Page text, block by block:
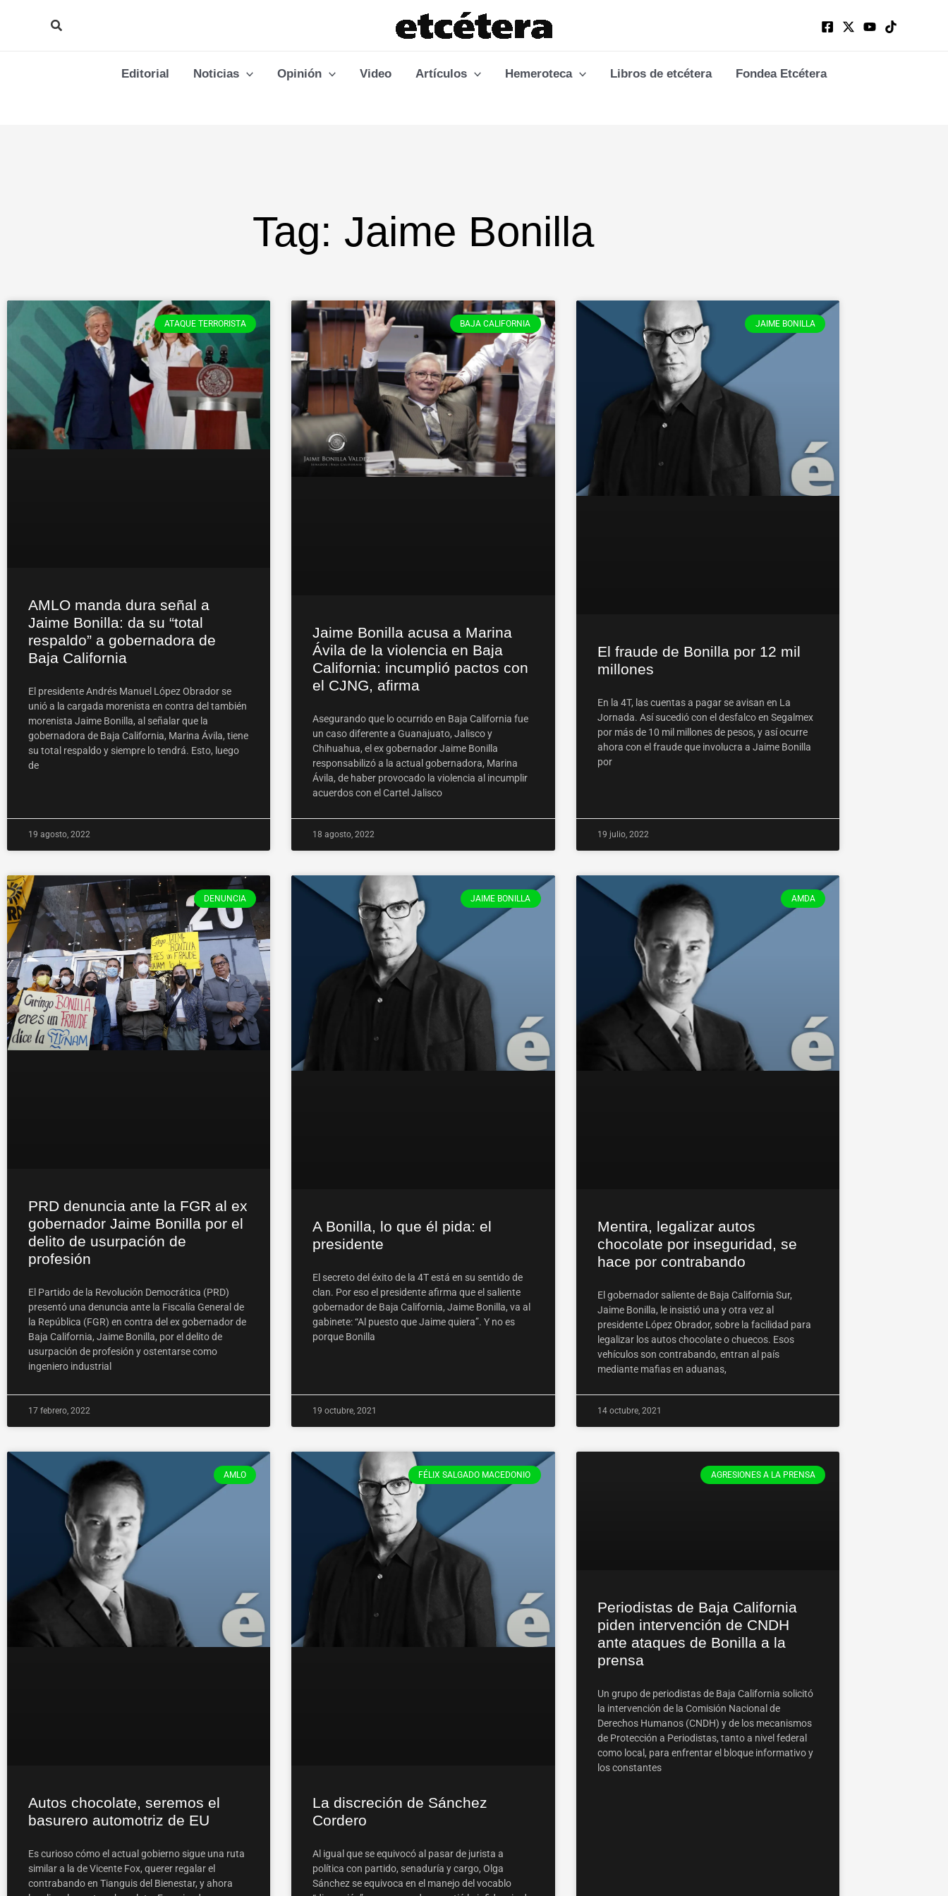
Buscar
Editorial Noticias Opinión Video Artículos Hemeroteca Libros de etcétera Fondea Etcétera
Tag: Jaime Bonilla
ATAQUE TERRORISTA
AMLO manda dura señal a
Jaime Bonilla: da su “total
respaldo” a gobernadora de
Baja California
El presidente Andrés Manuel López Obrador se
unió a la cargada morenista en contra del también
morenista Jaime Bonilla, al señalar que la
gobernadora de Baja California, Marina Ávila, tiene
su total respaldo y siempre lo tendrá. Esto, luego
de
19 agosto, 2022
BAJA CALIFORNIA
Jaime Bonilla acusa a Marina
Ávila de la violencia en Baja
California: incumplió pactos con
el CJNG, afirma
Asegurando que lo ocurrido en Baja California fue
un caso diferente a Guanajuato, Jalisco y
Chihuahua, el ex gobernador Jaime Bonilla
responsabilizó a la actual gobernadora, Marina
Ávila, de haber provocado la violencia al incumplir
acuerdos con el Cartel Jalisco
18 agosto, 2022
JAIME BONILLA
El fraude de Bonilla por 12 mil
millones
En la 4T, las cuentas a pagar se avisan en La
Jornada. Así sucedió con el desfalco en Segalmex
por más de 10 mil millones de pesos, y así ocurre
ahora con el fraude que involucra a Jaime Bonilla
por
19 julio, 2022
DENUNCIA
PRD denuncia ante la FGR al ex
gobernador Jaime Bonilla por el
delito de usurpación de
profesión
El Partido de la Revolución Democrática (PRD)
presentó una denuncia ante la Fiscalía General de
la República (FGR) en contra del ex gobernador de
Baja California, Jaime Bonilla, por el delito de
usurpación de profesión y ostentarse como
ingeniero industrial
17 febrero, 2022
JAIME BONILLA
A Bonilla, lo que él pida: el
presidente
El secreto del éxito de la 4T está en su sentido de
clan. Por eso el presidente afirma que el saliente
gobernador de Baja California, Jaime Bonilla, va al
gabinete: “Al puesto que Jaime quiera”. Y no es
porque Bonilla
19 octubre, 2021
AMDA
Mentira, legalizar autos
chocolate por inseguridad, se
hace por contrabando
El gobernador saliente de Baja California Sur,
Jaime Bonilla, le insistió una y otra vez al
presidente López Obrador, sobre la facilidad para
legalizar los autos chocolate o chuecos. Esos
vehículos son contrabando, entran al país
mediante mafias en aduanas,
14 octubre, 2021
AMLO
Autos chocolate, seremos el
basurero automotriz de EU
Es curioso cómo el actual gobierno sigue una ruta
similar a la de Vicente Fox, querer regalar el
contrabando en Tianguis del Bienestar, y ahora
FÉLIX SALGADO MACEDONIO
La discreción de Sánchez
Cordero
Al igual que se equivocó al pasar de jurista a
política con partido, senaduría y cargo, Olga
Sánchez se equivoca en el manejo del vocablo
AGRESIONES A LA PRENSA
Periodistas de Baja California
piden intervención de CNDH
ante ataques de Bonilla a la
prensa
Un grupo de periodistas de Baja California solicitó
la intervención de la Comisión Nacional de
Derechos Humanos (CNDH) y de los mecanismos
de Protección a Periodistas, tanto a nivel federal
como local, para enfrentar el bloque informativo y
los constantes